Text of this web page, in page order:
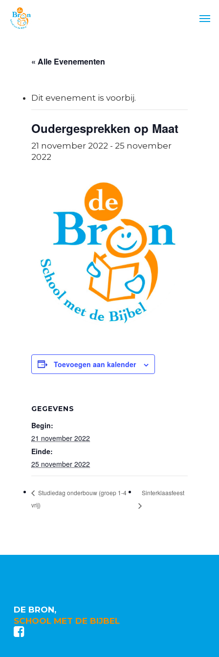
main
« Alle Evenementen
Dit evenement is voorbij.
Oudergesprekken op Maat
21 november 2022 - 25 november
2022
Toevoegen aan kalender
GEGEVENS
Begin:
21 november 2022
Einde:
25 november 2022
Studiedag onderbouw (groep 1-4
vrij)
Sinterklaasfeest
DE BRON,
SCHOOL MET DE BIJBEL